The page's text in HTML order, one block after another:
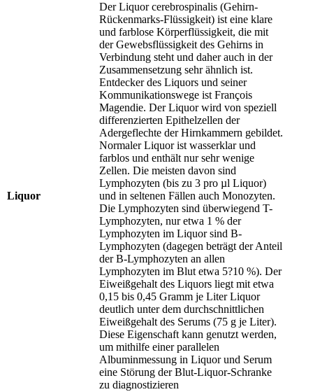
Liquor
Der Liquor cerebrospinalis (Gehirn-
Rückenmarks-Flüssigkeit) ist eine klare
und farblose Körperflüssigkeit, die mit
der Gewebsflüssigkeit des Gehirns in
Verbindung steht und daher auch in der
Zusammensetzung sehr ähnlich ist.
Entdecker des Liquors und seiner
Kommunikationswege ist François
Magendie. Der Liquor wird von speziell
differenzierten Epithelzellen der
Adergeflechte der Hirnkammern gebildet.
Normaler Liquor ist wasserklar und
farblos und enthält nur sehr wenige
Zellen. Die meisten davon sind
Lymphozyten (bis zu 3 pro µl Liquor)
und in seltenen Fällen auch Monozyten.
Die Lymphozyten sind überwiegend T-
Lymphozyten, nur etwa 1 % der
Lymphozyten im Liquor sind B-
Lymphozyten (dagegen beträgt der Anteil
der B-Lymphozyten an allen
Lymphozyten im Blut etwa 5?10 %). Der
Eiweißgehalt des Liquors liegt mit etwa
0,15 bis 0,45 Gramm je Liter Liquor
deutlich unter dem durchschnittlichen
Eiweißgehalt des Serums (75 g je Liter).
Diese Eigenschaft kann genutzt werden,
um mithilfe einer parallelen
Albuminmessung in Liquor und Serum
eine Störung der Blut-Liquor-Schranke
zu diagnostizieren